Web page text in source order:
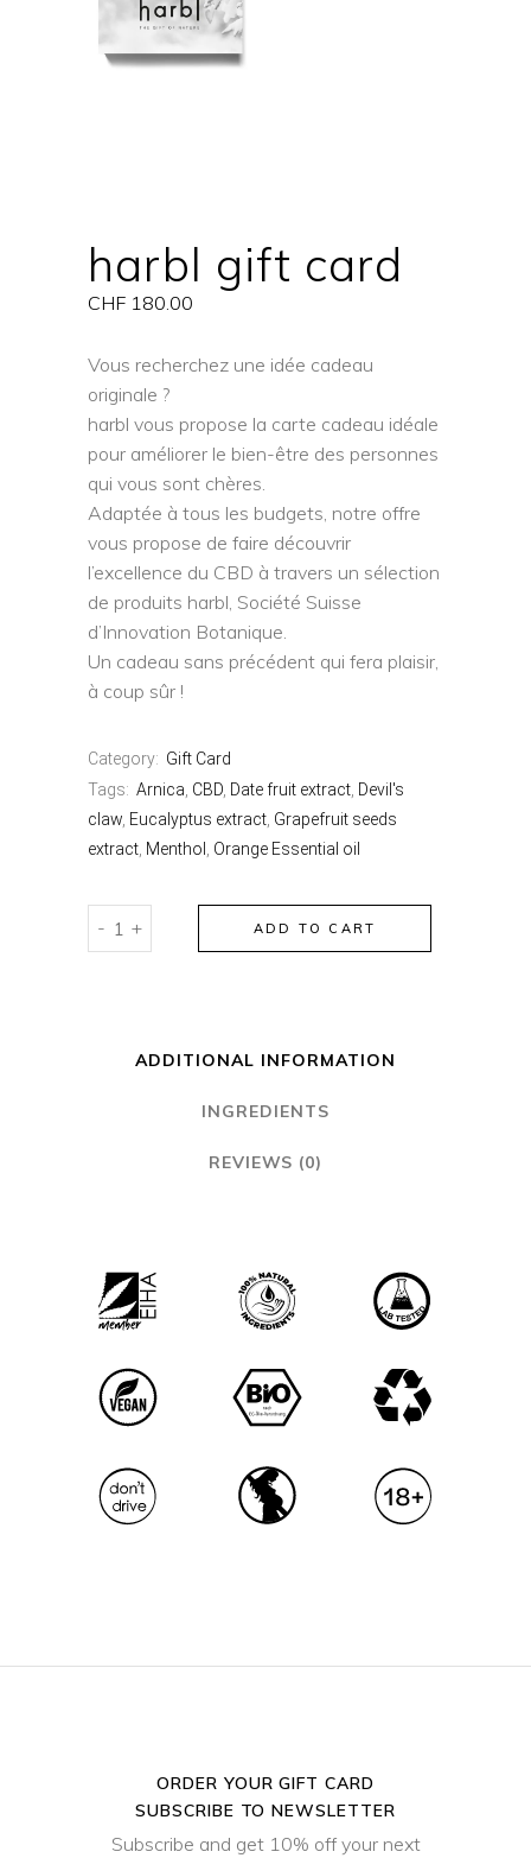
harbl gift card
CHF 180.00
Vous recherchez une idée cadeau
originale ?
harbl vous propose la carte cadeau idéale
pour améliorer le bien-être des personnes
qui vous sont chères.
Adaptée à tous les budgets, notre offre
vous propose de faire découvrir
l’excellence du CBD à travers un sélection
de produits harbl, Société Suisse
d’Innovation Botanique.
Un cadeau sans précédent qui fera plaisir,
à coup sûr !
Category: Gift Card
Tags: Arnica CBD Date fruit extract Devil's
claw Eucalyptus extract Grapefruit seeds
extract Menthol Orange Essential oil
harbl
gift
- + ADD TO CART
ADDITIONAL INFORMATION
INGREDIENTS
REVIEWS (0)
SUBSCRIBE TO NEWSLETTER
Subscribe and get 10% off your next
ORDER YOUR GIFT CARD